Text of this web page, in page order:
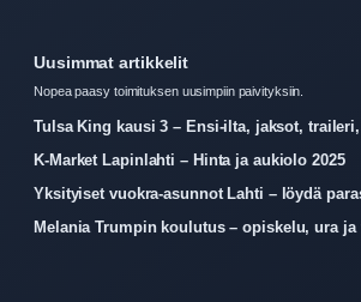
Uusimmat artikkelit
Nopea paasy toimituksen uusimpiin paivityksiin.
Tulsa King kausi 3 – Ensi-ilta, jaksot,
K-Market Lapinlahti – Hinta ja aukiolo 2025
Yksityiset vuokra-asunnot Lahti – löydä
Melania Trumpin koulutus – opiskelu, ura ja